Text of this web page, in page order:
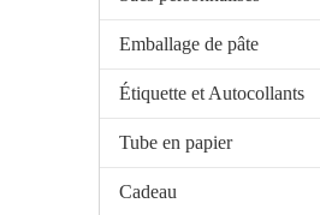
Emballage de pâte
Étiquette et Autocollants
Tube en papier
Cadeau